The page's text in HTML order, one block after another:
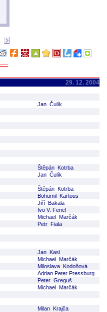
29. 12. 2004
Jan Čulík
Štěpán Kotrba
Jan Čulík
Štěpán Kotrba
Bohumil Kartous
Jiří Bakala
Ivo V. Fencl
Michael Marčák
Petr Fiala
Jan Kasl
Michael Marčák
Miloslava Kodoňová
Adrian Peter Pressburg
Peter Greguš
Michael Marčák
Milan Krajča